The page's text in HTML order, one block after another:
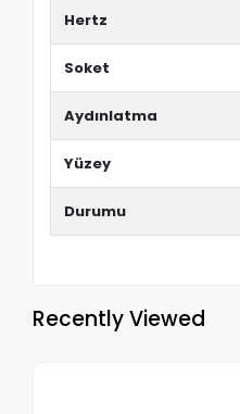
Hertz
Soket
Aydınlatma
Yüzey
Durumu
Recently Viewed